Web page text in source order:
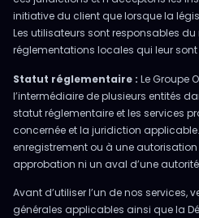
initiative du client que lorsque la
Les utilisateurs sont responsables du
réglementations locales qui leur
Statut réglementaire : Le Groupe
l’intermédiaire de plusieurs entités
statut réglementaire et les services
concernée et la juridiction
enregistrement ou à une
approbation ni un aval d’une
Avant d’utiliser l’un de nos services,
générales applicables ainsi que la